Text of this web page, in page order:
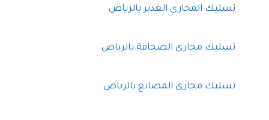
تسليك المجاري الغدير بالرياض
تسليك مجارى الصحافة بالرياض
تسليك مجارى المصانع بالرياض